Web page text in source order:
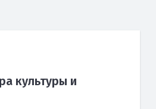
культуры и